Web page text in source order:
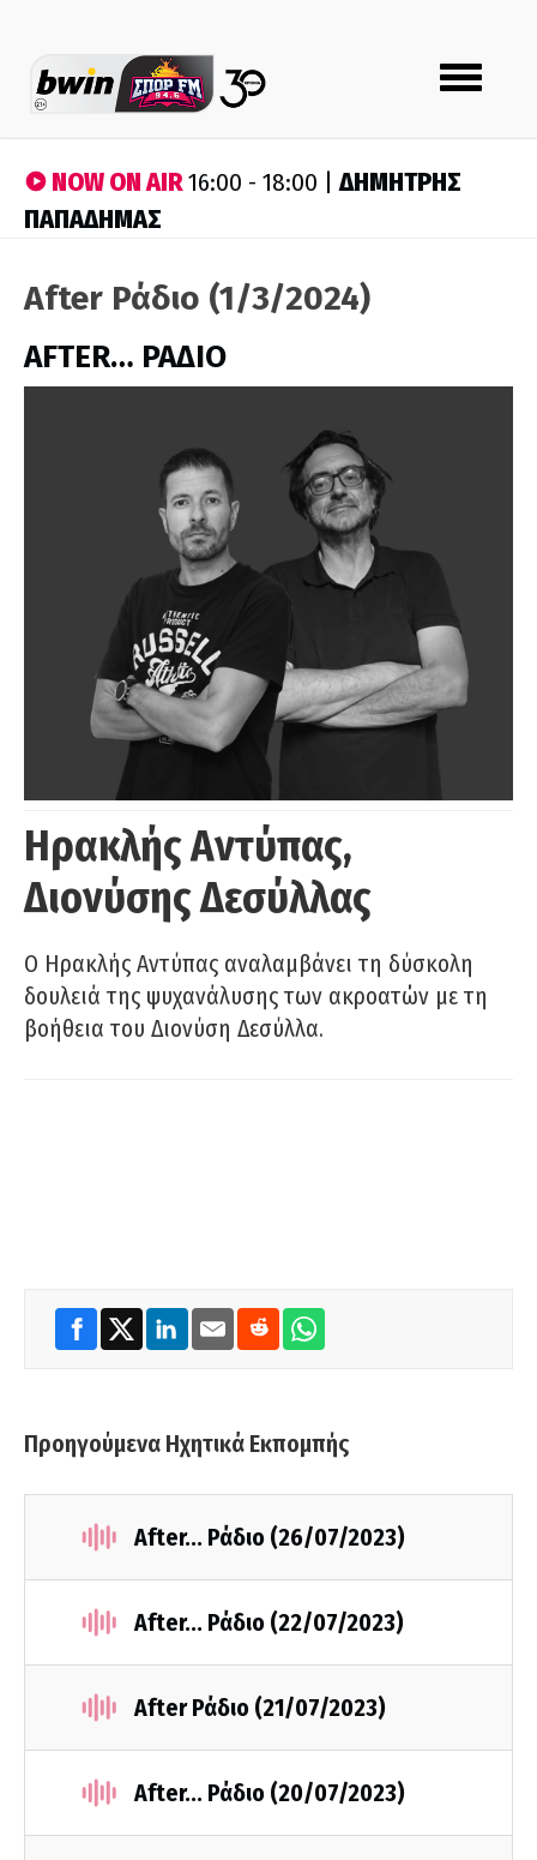
Toggle
navigation
NOW ON AIR16:00 - 18:00 |ΔΗΜΗΤΡΗΣ
ΠΑΠΑΔΗΜΑΣ
After Ράδιο (1/3/2024)
AFTER… ΡΑΔΙΟ
Ηρακλής Αντύπας,
Διονύσης Δεσύλλας
Ο Ηρακλής Αντύπας αναλαμβάνει τη δύσκολη
δουλειά της ψυχανάλυσης των ακροατών με τη
βοήθεια του Διονύση Δεσύλλα.
Προηγούμενα Ηχητικά Εκπομπής
After... Ράδιο (26/07/2023)
After... Ράδιο (22/07/2023)
After Ράδιο (21/07/2023)
After... Ράδιο (20/07/2023)